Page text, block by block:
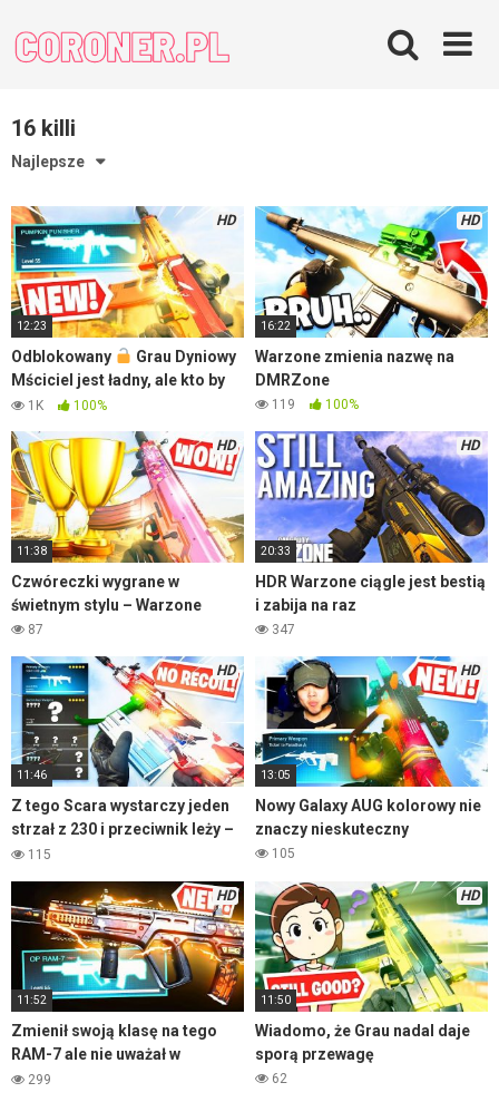
content
16 killi
Najlepsze
HD
12:23
Odblokowany
Grau Dyniowy
Mściciel jest ładny, ale kto by
chciał nim grać? – Warzone
1K 100%
HD
16:22
Warzone zmienia nazwę na
DMRZone
119 100%
HD
11:38
Czwóreczki wygrane w
świetnym stylu – Warzone
87
HD
20:33
HDR Warzone ciągle jest bestią
i zabija na raz
347
HD
11:46
Z tego Scara wystarczy jeden
strzał z 230 i przeciwnik leży –
Warzone
115
HD
13:05
Nowy Galaxy AUG kolorowy nie
znaczy nieskuteczny
105
HD
11:52
Zmienił swoją klasę na tego
RAM-7 ale nie uważał w
końcówce meczu
299
HD
11:50
Wiadomo, że Grau nadal daje
sporą przewagę
62